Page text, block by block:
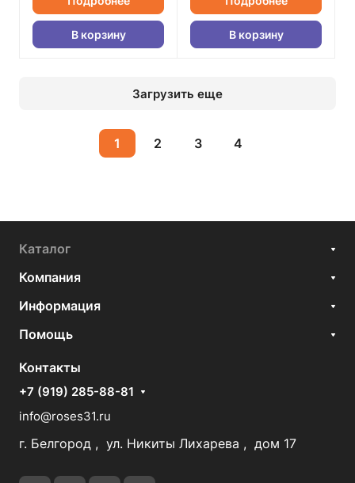
В корзину В корзину
Загрузить еще
1 2 3 4
Каталог
Компания
Информация
Помощь
Контакты
+7 (919) 285-88-81
info@roses31.ru
г. Белгород , ул. Никиты Лихарева , дом 17